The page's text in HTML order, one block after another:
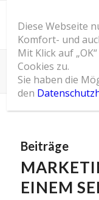
Schlagwortarchiv
Du bist hier: Startseite
Beiträge
EINEM
Diese Webseite
Komfort- und
Mit Klick auf
Cookies zu.
Sie haben die
den